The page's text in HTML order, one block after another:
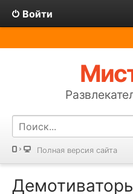
Войти
Полная версия сайта